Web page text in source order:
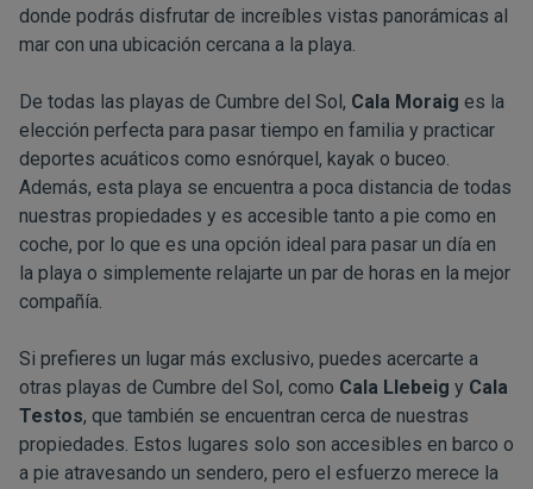
donde podrás disfrutar de increíbles vistas panorámicas al
mar con una ubicación cercana a la playa.
De todas las playas de Cumbre del Sol, Cala Moraig es la
elección perfecta para pasar tiempo en familia y practicar
deportes acuáticos como esnórquel, kayak o buceo.
Además, esta playa se encuentra a poca distancia de todas
nuestras propiedades y es accesible tanto a pie como en
coche, por lo que es una opción ideal para pasar un día en
la playa o simplemente relajarte un par de horas en la mejor
compañía.
Si prefieres un lugar más exclusivo, puedes acercarte a
otras playas de Cumbre del Sol, como Cala Llebeig y Cala
Testos, que también se encuentran cerca de nuestras
propiedades. Estos lugares solo son accesibles en barco o
a pie atravesando un sendero, pero el esfuerzo merece la